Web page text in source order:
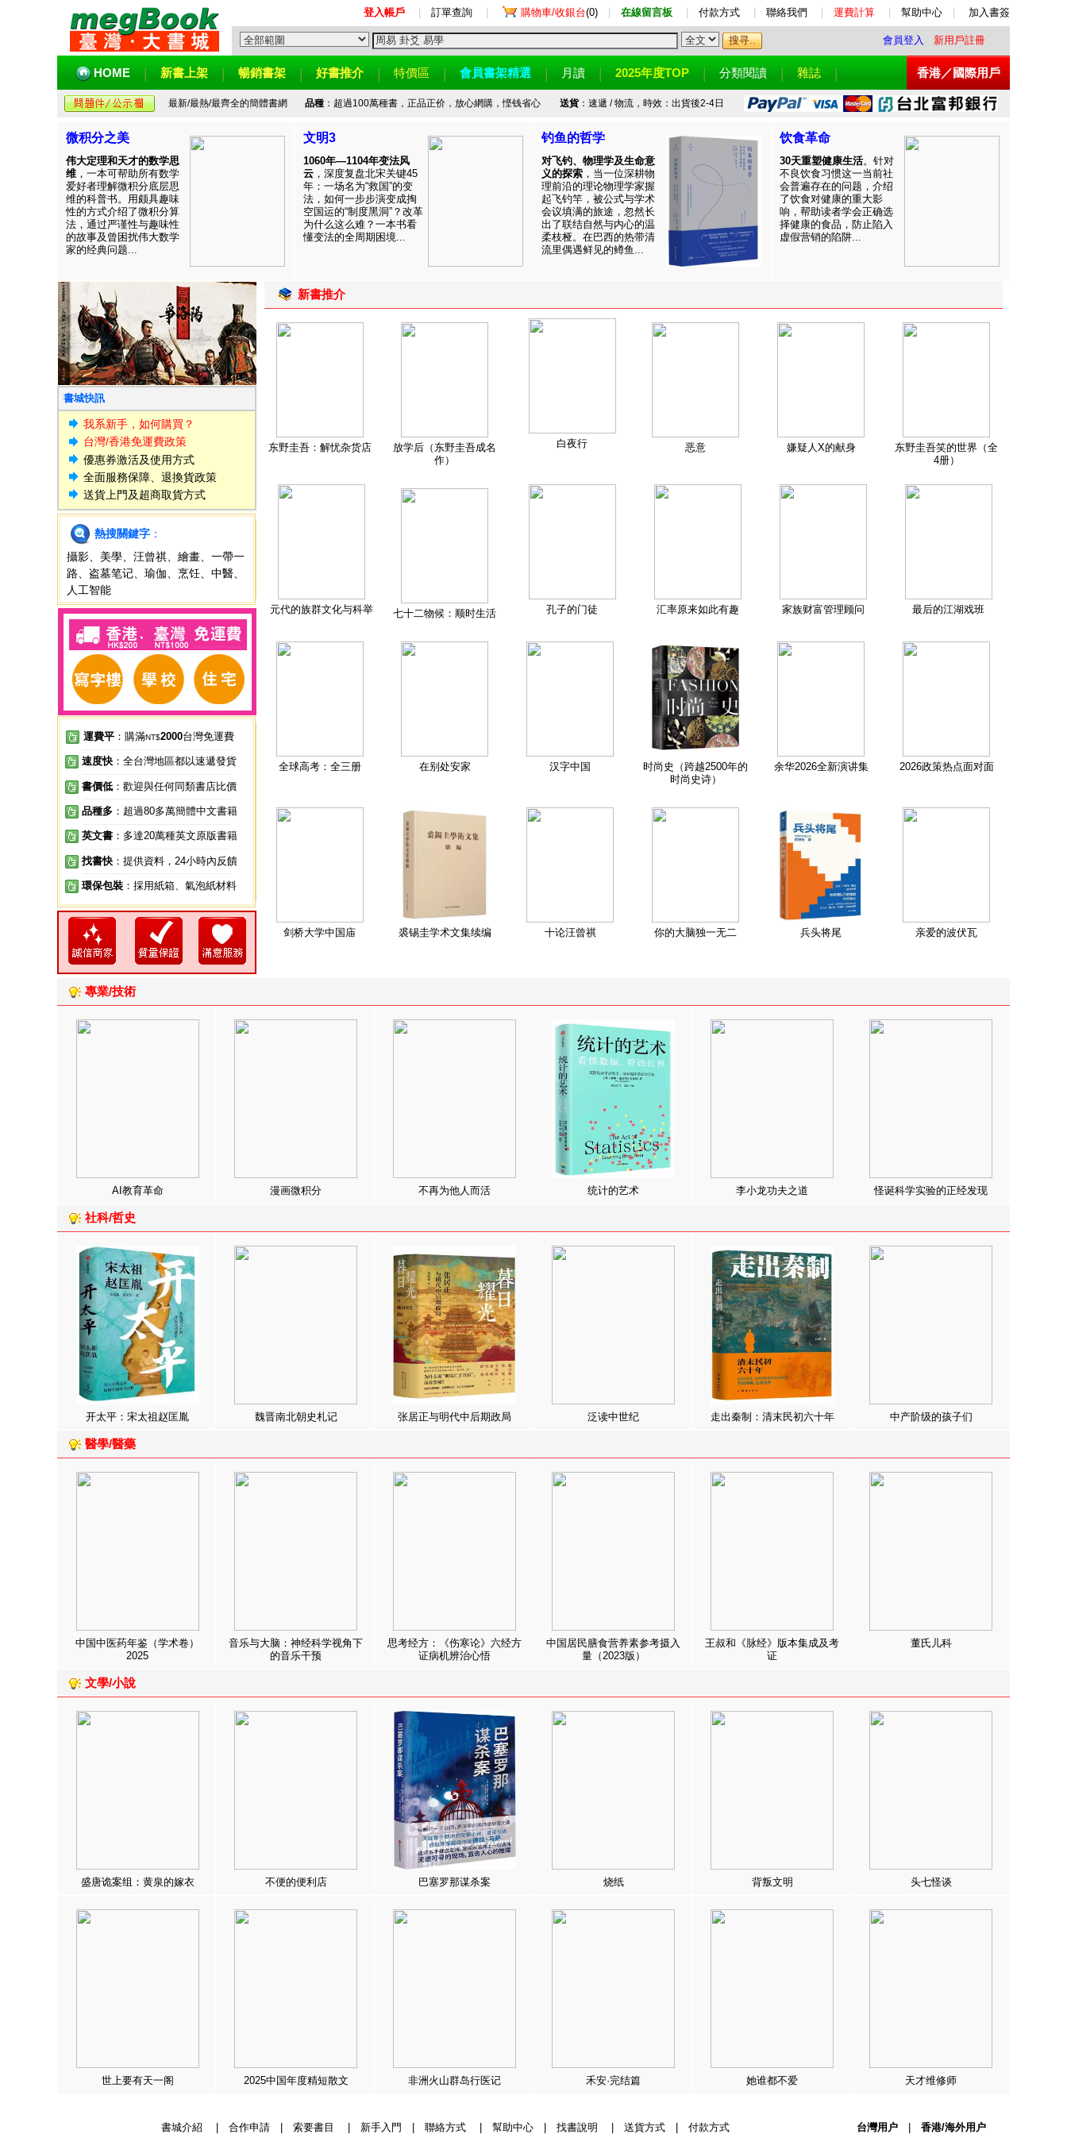
登入帳戶 訂單查詢 購物車/收銀台(0) 在線留言板 付款方式 聯絡我們 運費計算 幫助中心 加入書簽
會員登入 新用戶註冊
HOME 新書上架 暢銷書架 好書推介 特價區 會員書架精選 月讀 2025年度TOP 分類閱讀 雜誌 香港／國際用戶
最新/最熱/最齊全的簡體書網 品種：超過100萬種書，正品正价，放心網購，悭钱省心 送貨：速遞 / 物流，時效：出貨後2-4日
微积分之美
伟大定理和天才的数学思
维 ，一本可帮助所有数学
爱好者理解微积分底层思
维的科普书。用颇具趣味
性的方式介绍了微积分算
法，通过严谨性与趣味性
的故事及曾困扰伟大数学
家的经典问题...
文明3
1060年—1104年变法风
云 ，深度复盘北宋关键45
年：一场名为“救国”的变
法，如何一步步演变成掏
空国运的“制度黑洞”？改革
为什么这么难？一本书看
懂变法的全周期困境...
钓鱼的哲学
对飞钓、物理学及生命意
义的探索 ，当一位深耕物
理前沿的理论物理学家握
起飞钓竿，被公式与学术
会议填满的旅途，忽然长
出了联结自然与内心的温
柔枝桠。在巴西的热带清
流里偶遇鲜见的鳟鱼...
饮食革命
30天重塑健康生活。针对
不良饮食习惯这一当前社
会普遍存在的问题，介绍
了饮食对健康的重大影
响，帮助读者学会正确选
择健康的食品，防止陷入
虚假营销的陷阱...
書城快訊
我系新手，如何購買？
台灣/香港免運費政策
優惠券激活及使用方式
全面服務保障、退換貨政策
送貨上門及超商取貨方式
熱搜關鍵字 ：
攝影
美學 汪曾祺 繪畫
一帶一
路
盗墓笔记 瑜伽 烹饪 中醫
人工智能
運費平 ：購滿NT$2000台灣免運費
速度快 ：全台灣地區都以速遞發貨
書價低 ：歡迎與任何同類書店比價
品種多 ：超過80多萬簡體中文書籍
英文書 ：多達20萬種英文原版書籍
找書快 ：提供資料，24小時內反饋
環保包裝 ：採用紙箱、氣泡紙材料
新書推介
东野圭吾：解忧杂货店
放学后（东野圭吾成名
作）
白夜行 恶意 嫌疑人X的献身
东野圭吾笑的世界（全
4册）
元代的族群文化与科举 七十二物候：顺时生活 孔子的门徒 汇率原来如此有趣 家族财富管理顾问 最后的江湖戏班
全球高考：全三册 在别处安家 汉字中国
时尚史（跨越2500年的
时尚史诗）
余华2026全新演讲集 2026政策热点面对面
剑桥大学中国庙 裘锡圭学术文集续编 十论汪曾祺 你的大脑独一无二 兵头将尾 亲爱的波伏瓦
專業/技術
AI教育革命 漫画微积分 不再为他人而活 统计的艺术 李小龙功夫之道 怪诞科学实验的正经发现
社科/哲史
开太平：宋太祖赵匡胤 魏晋南北朝史札记 张居正与明代中后期政局 泛读中世纪 走出秦制：清末民初六十年 中产阶级的孩子们
醫學/醫藥
中国中医药年鉴（学术卷）
2025
音乐与大脑：神经科学视角下
的音乐干预
思考经方：《伤寒论》六经方
证病机辨治心悟
中国居民膳食营养素参考摄入
量（2023版）
王叔和《脉经》版本集成及考
证
董氏儿科
文學/小說
盛唐诡案组：黄泉的嫁衣 不便的便利店 巴塞罗那谋杀案 烧纸 背叛文明 头七怪谈
世上要有天一阁 2025中国年度精短散文 非洲火山群岛行医记 禾安·完结篇 她谁都不爱 天才维修师
書城介紹 合作申請| 索要書目 新手入門 聯絡方式| 幫助中心| 找書說明 送貨方式| 付款方式 台灣用户 香港/海外用户